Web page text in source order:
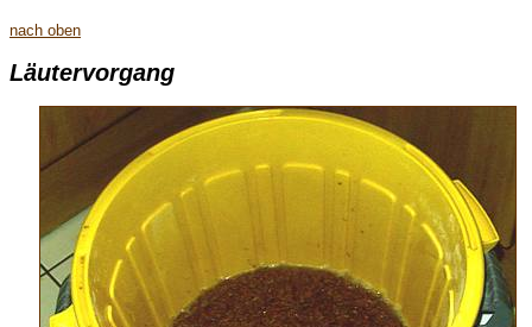
nach oben
Läutervorgang